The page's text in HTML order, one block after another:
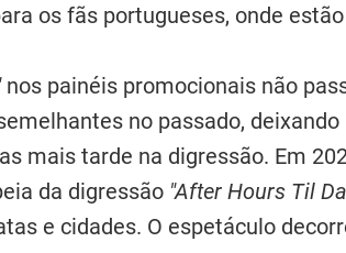
os fãs portugueses, onde
nos painéis promocionais não
no passado,
mais tarde na digressão. Em
da digressão "After Hours Til
e cidades. O espetáculo